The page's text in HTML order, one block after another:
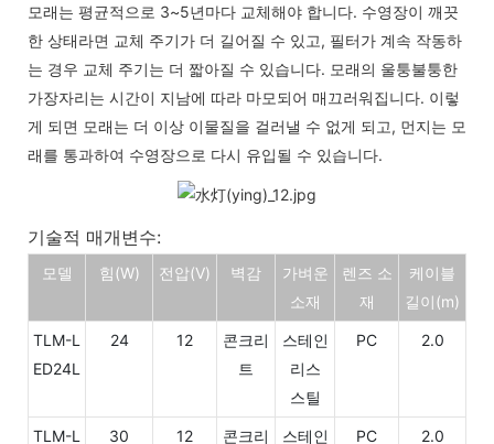
모래는 평균적으로 3~5년마다 교체해야 합니다. 수영장이 깨끗
한 상태라면 교체 주기가 더 길어질 수 있고, 필터가 계속 작동하
는 경우 교체 주기는 더 짧아질 수 있습니다. 모래의 울퉁불퉁한
가장자리는 시간이 지남에 따라 마모되어 매끄러워집니다. 이렇
게 되면 모래는 더 이상 이물질을 걸러낼 수 없게 되고, 먼지는 모
래를 통과하여 수영장으로 다시 유입될 수 있습니다.
기술적 매개변수:
모델 힘(W) 전압(V) 벽감
가벼운
소재
렌즈 소
재
케이블
길이(m)
TLM-L
ED24L
24 12
콘크리
트
스테인
리스
스틸
PC 2.0
TLM-L
30 12
콘크리
스테인
PC 2.0